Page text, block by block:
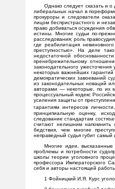
Однако следует сказать и о
либеральных начал в
прокуроры и следователи
лицом беспристрастного и
право добиваться осуждения
истины. Многие судьи по-
расследования; роль
где реабилитация
преступностью». На деле
недостаточной
пренебрежительному
законодательного
некоторых важнейших гарантий
демократических завоеваний
из законодательных новаций
авторами — некоторые, по их
процессуальный кодекс
усиления защиты от
гарантиям интересов
принципиальную оценку,
следование стандартам
считают нелишним напомнить
бедствия, чем многие
неправедный судья губит самый
Многие идеи,
проблемы и потребности
школы теории уголовного
профессора Императорского
себя и авторы настоящей
1 Фойницкий И.Я. Курс